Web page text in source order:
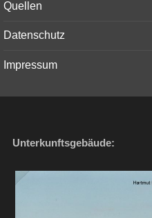
Quellen
Datenschutz
Impressum
Unterkunftsgebäude: